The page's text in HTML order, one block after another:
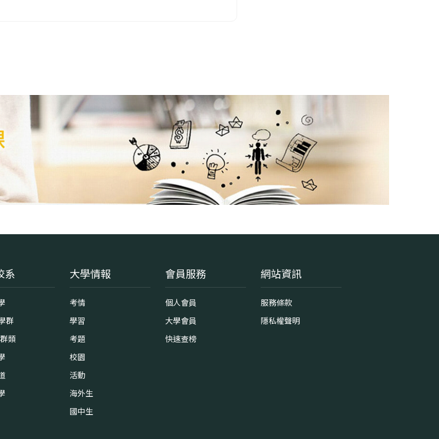
系
群
類
大學情報
考情
學習
考題
校園
活動
海外生
國中生
會員服務
個人會員
大學會員
快速查榜
網站資訊
服務條款
隱私權聲明